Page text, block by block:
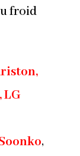
froid
, LG
,